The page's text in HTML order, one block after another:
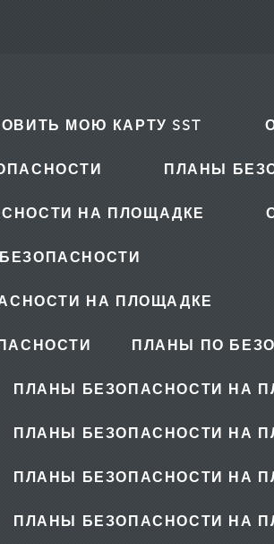
МОЮ КАРТУ SST
ПЛАНЫ
НА ПЛОЩАДКЕ
НА ПЛОЩАДКЕ
ПЛАНЫ ПО
ПЛАНЫ БЕЗОПАСНОСТИ НА
ПЛАНЫ БЕЗОПАСНОСТИ НА
ПЛАНЫ БЕЗОПАСНОСТИ НА
ПЛАНЫ БЕЗОПАСНОСТИ НА